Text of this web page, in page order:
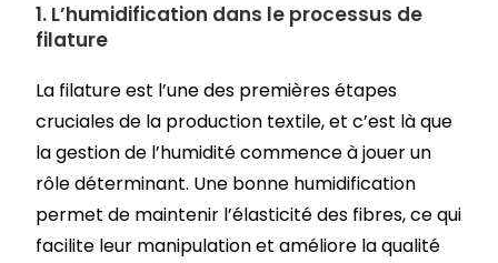
1. L’humidification dans le processus de
filature
La filature est l’une des premières étapes
cruciales de la production textile, et c’est là que
la gestion de l’humidité commence à jouer un
rôle déterminant. Une bonne humidification
permet de maintenir l’élasticité des fibres, ce qui
facilite leur manipulation et améliore la qualité